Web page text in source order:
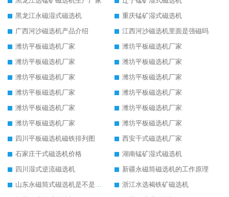
黑龙江永磁湿式磁选机
重庆锰矿湿式磁选机
广西河沙磁选机产品介绍
江西河沙磁选机里面是强磁吗
潍坊平板磁选机厂家
潍坊平板磁选机厂家
潍坊平板磁选机厂家
潍坊平板磁选机厂家
潍坊平板磁选机厂家
潍坊平板磁选机厂家
潍坊平板磁选机厂家
潍坊平板磁选机厂家
潍坊平板磁选机厂家
潍坊平板磁选机厂家
潍坊平板磁选机厂家
潍坊平板磁选机厂家
四川平板磁选机磁铁排列图
西安干式磁选机厂家
石家庄干式磁选机价格
湖南锰矿湿式磁选机
四川湿式逆流磁选机
新疆永磁筒磁选机的工作原理
山东永磁筒式磁选机是不是强磁
浙江水选褐铁矿磁选机